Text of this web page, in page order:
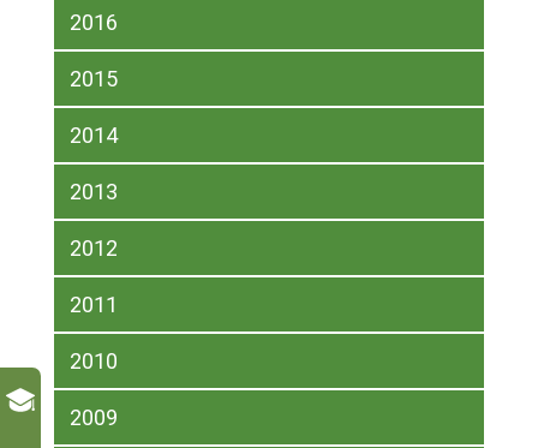
2016
2015
2014
2013
2012
2011
2010
2009